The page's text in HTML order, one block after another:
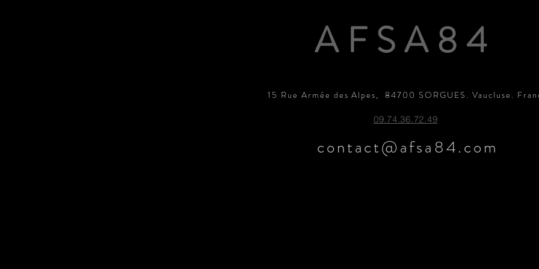
AFSA84
15 Rue Armée des Alpes, 84700 SORGUES. Vaucluse.
09.74.36.72.49
contact@afsa84.com